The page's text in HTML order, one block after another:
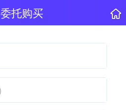
委托购买